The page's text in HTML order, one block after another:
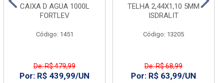
CAIXA D AGUA 1000L
FORTLEV
Código: 1451
De: R$ 479,99
Por: R$ 439,99/UN
TELHA 2,44X1,10 5MM
ISDRALIT
Código: 13205
De: R$ 68,99
Por: R$ 63,99/UN